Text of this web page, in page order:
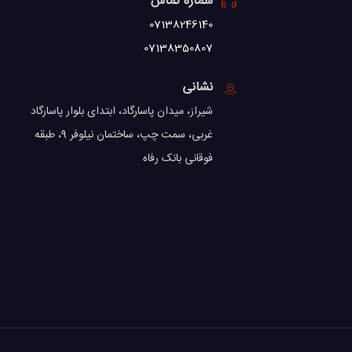
07138246140
07138350807
نشانی
شیراز، میدان پاسارگاد، ابتدای بلوار پاسارگاد
غربی، سمت چپ، ساختمان نیلوفر 9، طبقه
فوقانی بانک رفاه